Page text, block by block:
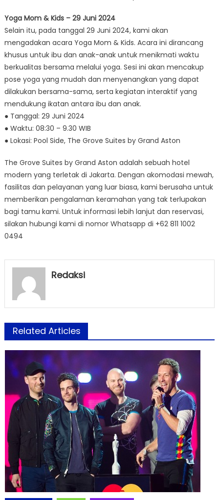
Yoga Mom & Kids – 29 Juni 2024
Selain itu, pada tanggal 29 Juni 2024, kami akan
mengadakan acara Yoga Mom & Kids. Acara ini dirancang
khusus untuk ibu dan anak-anak untuk menikmati waktu
berkualitas bersama melalui yoga. Sesi ini akan mencakup
pose yoga yang mudah dan menyenangkan yang dapat
dilakukan bersama-sama, serta kegiatan interaktif yang
mendukung ikatan antara ibu dan anak.
● Tanggal: 29 Juni 2024
● Waktu: 08:30 – 9.30 WIB
● Lokasi: Pool Side, The Grove Suites by Grand Aston
The Grove Suites by Grand Aston adalah sebuah hotel
modern yang terletak di Jakarta. Dengan akomodasi mewah,
fasilitas dan pelayanan yang luar biasa, kami berusaha untuk
memberikan pengalaman keramahan yang tak terlupakan
bagi tamu kami. Untuk informasi lebih lanjut dan reservasi,
silakan hubungi kami di nomor Whatsapp di +62 811 1002
0494
Redaksi
Related Articles